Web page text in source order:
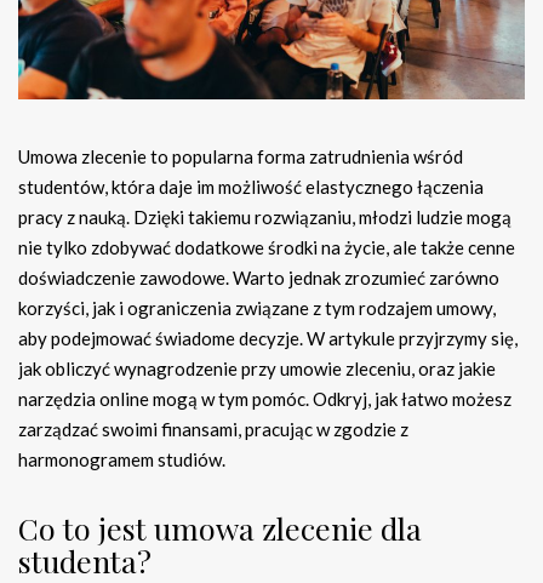
Umowa zlecenie to popularna forma zatrudnienia wśród
studentów, która daje im możliwość elastycznego łączenia
pracy z nauką. Dzięki takiemu rozwiązaniu, młodzi ludzie mogą
nie tylko zdobywać dodatkowe środki na życie, ale także cenne
doświadczenie zawodowe. Warto jednak zrozumieć zarówno
korzyści, jak i ograniczenia związane z tym rodzajem umowy,
aby podejmować świadome decyzje. W artykule przyjrzymy się,
jak obliczyć wynagrodzenie przy umowie zleceniu, oraz jakie
narzędzia online mogą w tym pomóc. Odkryj, jak łatwo możesz
zarządzać swoimi finansami, pracując w zgodzie z
harmonogramem studiów.
Co to jest umowa zlecenie dla
studenta?